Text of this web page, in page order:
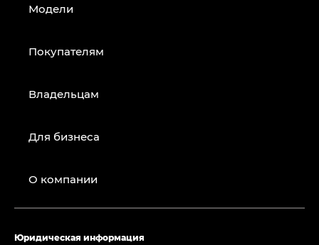
Модели
Покупателям
Владельцам
Для бизнеса
О компании
Юридическая информация